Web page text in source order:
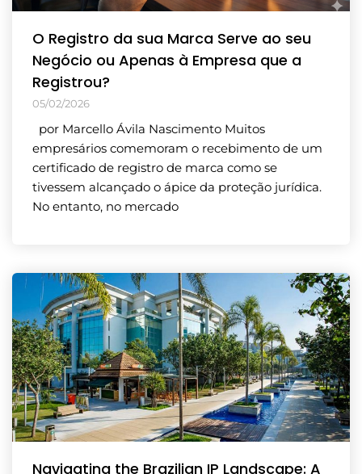
O Registro da sua Marca Serve ao seu
Negócio ou Apenas à Empresa que a
Registrou?
05/02/2026
por Marcello Ávila Nascimento Muitos
empresários comemoram o recebimento de um
certificado de registro de marca como se
tivessem alcançado o ápice da proteção jurídica.
No entanto, no mercado
Navigating the Brazilian IP Landscape: A